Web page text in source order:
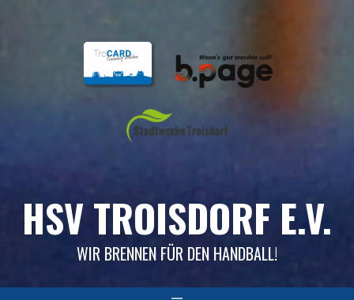
HSV TROISDORF E.V.
WIR BRENNEN FÜR DEN HANDBALL!